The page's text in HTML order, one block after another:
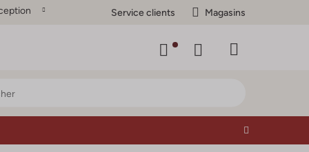
Service clients Magasins